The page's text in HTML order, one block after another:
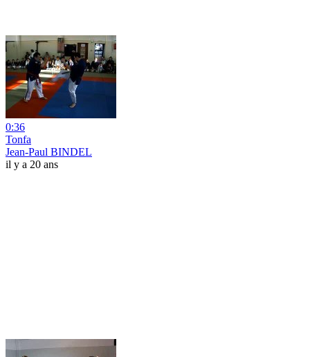
0:36
Tonfa
Jean-Paul BINDEL
il y a 20 ans